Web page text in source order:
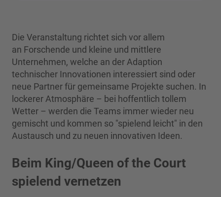
Die Veranstaltung richtet sich vor allem
an Forschende und kleine und mittlere
Unternehmen, welche an der Adaption
technischer Innovationen interessiert sind oder
neue Partner für gemeinsame Projekte suchen. In
lockerer Atmosphäre – bei hoffentlich tollem
Wetter – werden die Teams immer wieder neu
gemischt und kommen so "spielend leicht" in den
Austausch und zu neuen innovativen Ideen.
Beim King/Queen of the Court
spielend vernetzen